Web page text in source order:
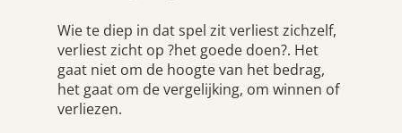
Wie te diep in dat spel zit verliest zichzelf,
verliest zicht op ?het goede doen?. Het
gaat niet om de hoogte van het bedrag,
het gaat om de vergelijking, om winnen of
verliezen.